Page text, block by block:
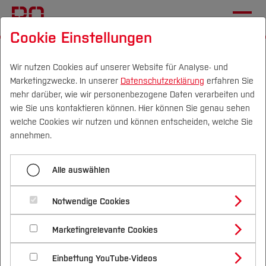
Campus Personen DE|EN Quicklinks
Studium
Studienangebote
Bachelorstudiengänge
Masterstudiengänge
Vor dem Studium
Bewerben & Einschreiben
Bewerbungsportal
Im Studium
Studienbüros und Prüfungen
Nach dem Studium
Forschung & Transfer
Profil
Forschungs- und Transferprofil
Schwerpunkte (FuT)
Beratung & Förderung
Nachhaltigkeit
Nachhaltigkeit studieren
International
Voraussetzungen und
Empfehlungen für Blended
Care in der Physiotherapie
bei Menschen mit Arthrose
Arthrose gilt weltweit als die häufigste
Gelenkerkrankung bei erwachsenen Menschen
(Fuchs et al., 2017). Nationale und internationale
Leitlinien empfehlen eine konservative, nicht
Cookie Einstellungen
Wir nutzen Cookies auf unserer Website für Analyse- und
Marketingzwecke. In unserer Datenschutzerklärung erfahren Sie
mehr darüber, wie wir personenbezogene Daten verarbeiten und
wie Sie uns kontaktieren können. Hier können Sie genau sehen
welche Cookies wir nutzen und können entscheiden, welche Sie
annehmen.
Alle auswählen
Notwendige Cookies
Marketingrelevante Cookies
Einbettung YouTube-Videos